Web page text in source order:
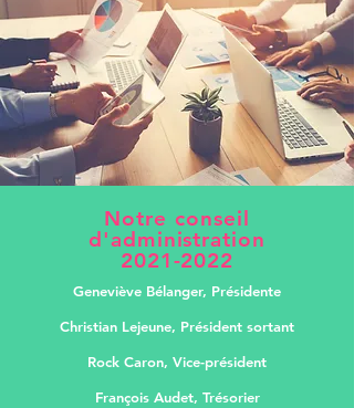
Notre conseil
d'administration
2021-2022
Geneviève Bélanger, Présidente
Christian Lejeune, Président sortant
Rock Caron, Vice-président
François Audet, Trésorier